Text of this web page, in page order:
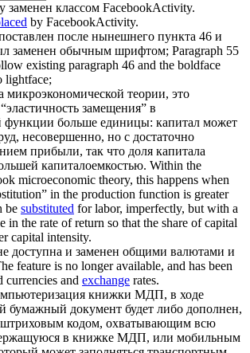
заменен классом FacebookActivity.
by FacebookActivity.
после нынешнего пункта 46 и
заменен обычным шрифтом; Paragraph 55
existing paragraph 46 and the boldface
lightface;
микроэкономической теории, это
замещения” в
функции больше единицы: капитал может
несовершенно, но с достаточно
прибыли, так что доля капитала
капиталоемкостью. Within the
microeconomic theory, this happens when
in the production function is greater
be substituted for labor, imperfectly, but with a
in the rate of return so that the share of capital
capital intensity.
доступна и заменен общими валютами и
feature is no longer available, and has been
currencies and exchange rates.
книжки МДП, в ходе
бумажный документ будет либо дополнен,
кодом, охватывающим всю
в книжке МДП, или мобильным